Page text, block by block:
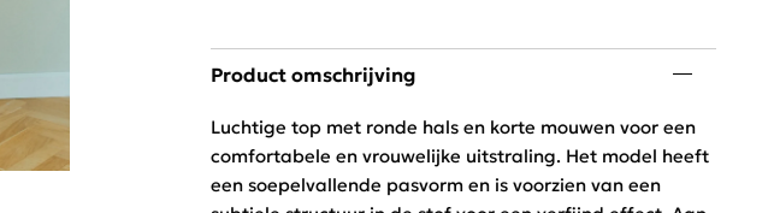
Product omschrijving
Luchtige top met ronde hals en korte mouwen voor een
comfortabele en vrouwelijke uitstraling. Het model heeft
een soepelvallende pasvorm en is voorzien van een